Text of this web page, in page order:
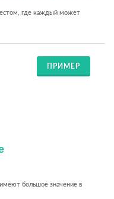
где каждый может
ПРИМЕР
большое значение в